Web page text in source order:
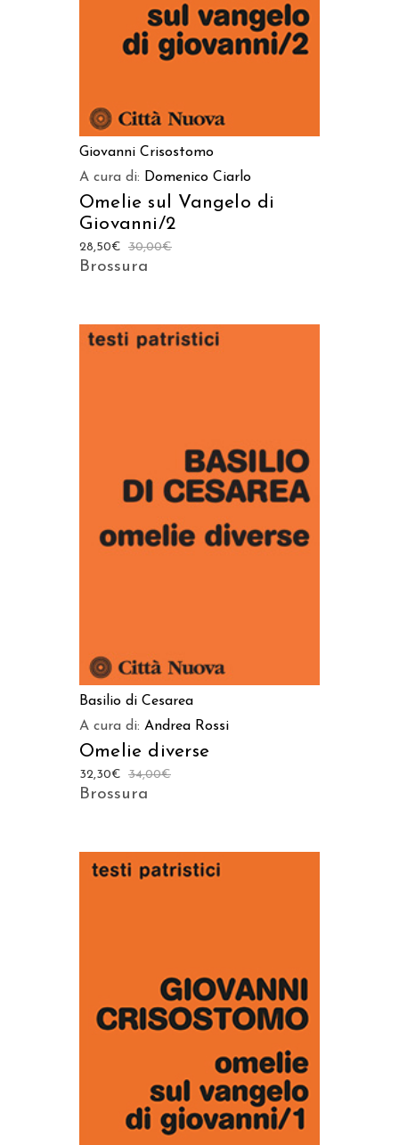
Giovanni Crisostomo
A cura di: Domenico Ciarlo
Omelie sul Vangelo di
Giovanni/2
30,00€
28,50€
Brossura
AGGIUNGI AL CARRELLO
Basilio di Cesarea
A cura di: Andrea Rossi
Omelie diverse
34,00€
32,30€
Brossura
AGGIUNGI AL CARRELLO